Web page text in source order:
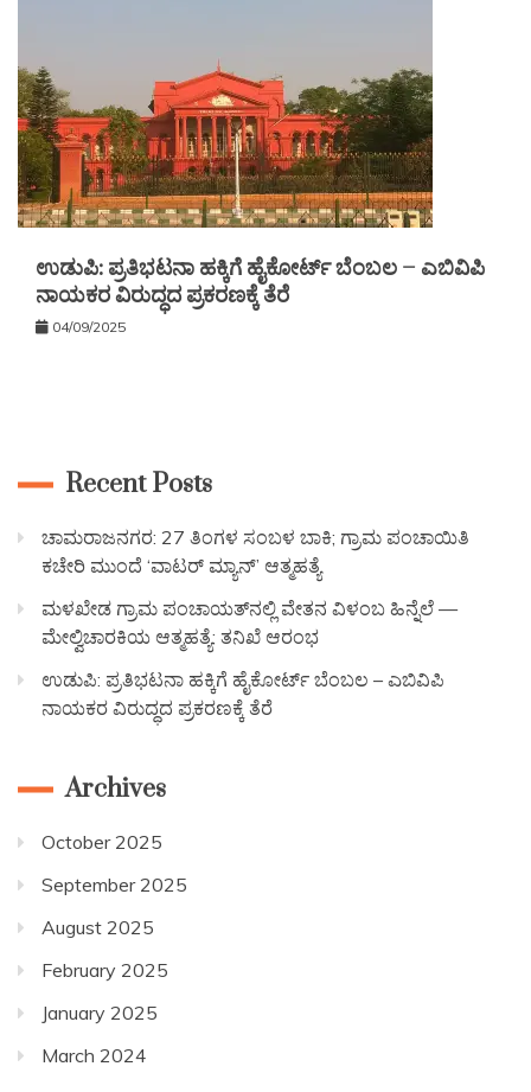
ಉಡುಪಿ: ಪ್ರತಿಭಟನಾ ಹಕ್ಕಿಗೆ ಹೈಕೋರ್ಟ್ ಬೆಂಬಲ – ಎಬಿವಿಪಿ
ನಾಯಕರ ವಿರುದ್ಧದ ಪ್ರಕರಣಕ್ಕೆ ತೆರೆ
04/09/2025
Recent Posts
ಚಾಮರಾಜನಗರ: 27 ತಿಂಗಳ ಸಂಬಳ ಬಾಕಿ; ಗ್ರಾಮ ಪಂಚಾಯಿತಿ
ಕಚೇರಿ ಮುಂದೆ ‘ವಾಟರ್ ಮ್ಯಾನ್’ ಆತ್ಮಹತ್ಯೆ
ಮಳಖೇಡ ಗ್ರಾಮ ಪಂಚಾಯತ್‌ನಲ್ಲಿ ವೇತನ ವಿಳಂಬ ಹಿನ್ನೆಲೆ —
ಮೇಲ್ವಿಚಾರಕಿಯ ಆತ್ಮಹತ್ಯೆ: ತನಿಖೆ ಆರಂಭ
ಉಡುಪಿ: ಪ್ರತಿಭಟನಾ ಹಕ್ಕಿಗೆ ಹೈಕೋರ್ಟ್ ಬೆಂಬಲ – ಎಬಿವಿಪಿ
ನಾಯಕರ ವಿರುದ್ಧದ ಪ್ರಕರಣಕ್ಕೆ ತೆರೆ
Archives
October 2025
September 2025
August 2025
February 2025
January 2025
March 2024